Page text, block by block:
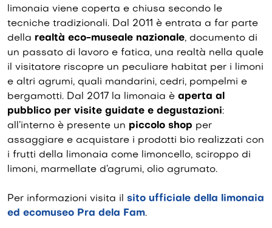
limonaia viene coperta e chiusa secondo le
tecniche tradizionali. Dal 2011 è entrata a far parte
della realtà eco-museale nazionale, documento di
un passato di lavoro e fatica, una realtà nella quale
il visitatore riscopre un peculiare habitat per i limoni
e altri agrumi, quali mandarini, cedri, pompelmi e
bergamotti. Dal 2017 la limonaia è aperta al
pubblico per visite guidate e degustazioni:
all’interno è presente un piccolo shop per
assaggiare e acquistare i prodotti bio realizzati con
i frutti della limonaia come limoncello, sciroppo di
limoni, marmellate d’agrumi, olio agrumato.
Per informazioni visita il sito ufficiale della limonaia
ed ecomuseo Pra dela Fam.